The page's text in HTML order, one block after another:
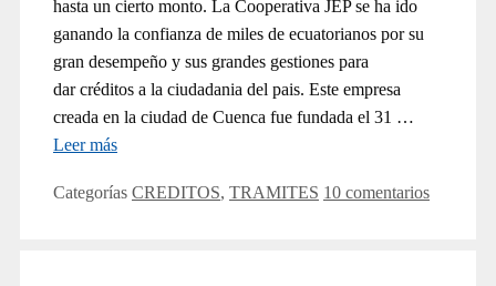
hasta un cierto monto. La Cooperativa JEP se ha ido
ganando la confianza de miles de ecuatorianos por su
gran desempeño y sus grandes gestiones para
dar créditos a la ciudadania del pais. Este empresa
creada en la ciudad de Cuenca fue fundada el 31 …
Leer más
Categorías CREDITOS, TRAMITES 10 comentarios